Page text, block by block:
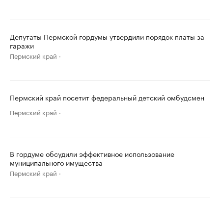
Депутаты Пермской гордумы утвердили порядок платы за
гаражи
Пермский край
Пермский край посетит федеральный детский омбудсмен
Пермский край
В гордуме обсудили эффективное использование
муниципального имущества
Пермский край